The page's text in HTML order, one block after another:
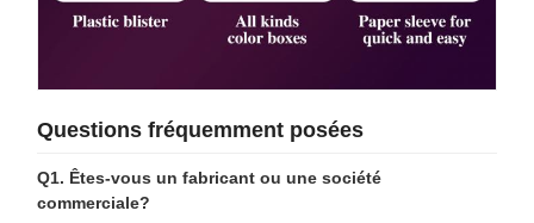
Questions fréquemment posées
Q1. Êtes-vous un fabricant ou une société
commerciale?